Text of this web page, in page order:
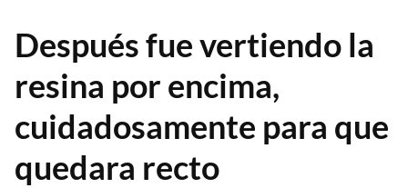
Después fue vertiendo la
resina por encima,
cuidadosamente para que
quedara recto